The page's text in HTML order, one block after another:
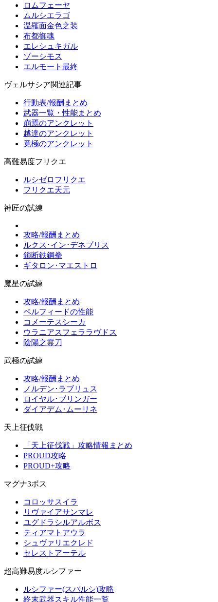
ロムフェーヤ
ムルシエラゴ
温羅面金色之装
布都御魂
エレシュキガル
ゾーシモス
エルモート最終
ヴェルサシア関連記事
行動表/報酬まとめ
武器一覧・性能まとめ
崩焉のアンクレット
越達のアンクレット
竟極のアンクレット
高難易度フリクエ
ルシゼロフリクエ
フリクエ天元
神匠の試練
攻略/報酬まとめ
ルクス･イン･デネブリス
鎖断鉄鋼拳
ギタロン･マエストロ
魔星の試練
攻略/報酬まとめ
ペルフィードの性能
コメーテスシーカ
ウラニアスフェララヴドス
陰陽之霊刀
武極の試練
攻略/報酬まとめ
ノルデン･ラブリュス
ロイヤル･ブリンガー
ダイアデム･ムーリネ
天上征伐戦
「天上征伐戦」攻略情報まとめ
PROUD攻略
PROUD+攻略
マグナ3ボス
コロッサスイラ
リヴァイアサンマレ
ユグドラシルアルボス
ティアマトアウラ
シュヴァリエクレド
セレストアーテル
超高難易度ルシファー
ルシファー(スパルシ)攻略
終末武器スキル性能一覧